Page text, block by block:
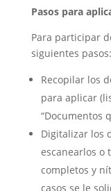
Pasos para
Para participar
siguientes pasos:
Recopilar los
para aplicar
“Documentos
Digitalizar los
escanearlos o
completos y
casos se le